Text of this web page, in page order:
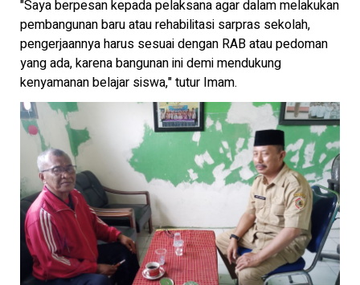
"Saya berpesan kepada pelaksana agar dalam melakukan
pembangunan baru atau rehabilitasi sarpras sekolah,
pengerjaannya harus sesuai dengan RAB atau pedoman
yang ada, karena bangunan ini demi mendukung
kenyamanan belajar siswa," tutur Imam.